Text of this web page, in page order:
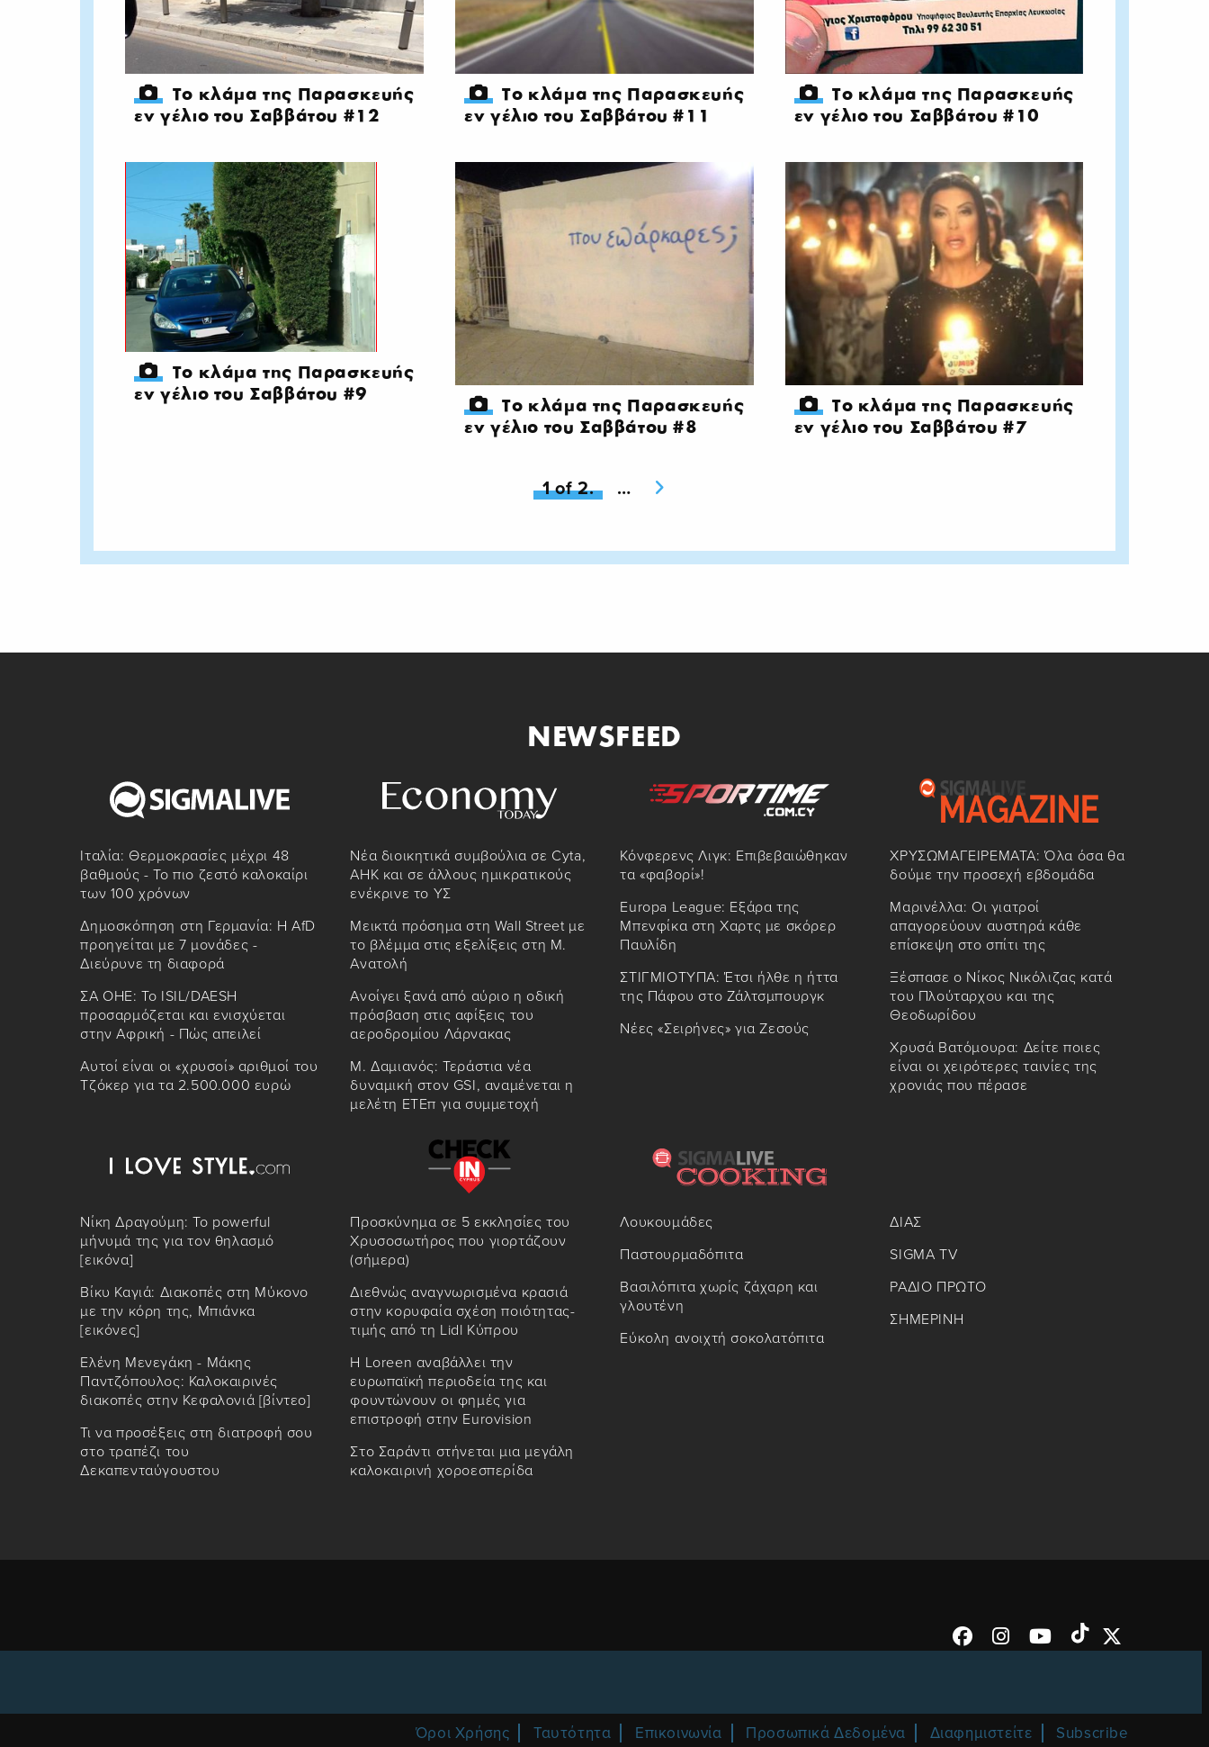
Το κλάμα της Παρασκευής
εν γέλιο του Σαββάτου #12
Το κλάμα της Παρασκευής
εν γέλιο του Σαββάτου #11
Το κλάμα της Παρασκευής
εν γέλιο του Σαββάτου #10
Το κλάμα της Παρασκευής
εν γέλιο του Σαββάτου #9
Το κλάμα της Παρασκευής
εν γέλιο του Σαββάτου #8
Το κλάμα της Παρασκευής
εν γέλιο του Σαββάτου #7
You're on page
1 of 2. Next page
NEWSFEED
Ιταλία: Θερμοκρασίες μέχρι 48
βαθμούς - Το πιο ζεστό καλοκαίρι
των 100 χρόνων
Δημοσκόπηση στη Γερμανία: Η AfD
προηγείται με 7 μονάδες -
Διεύρυνε τη διαφορά
ΣΑ ΟΗΕ: Το ISIL/DAESH
προσαρμόζεται και ενισχύεται
στην Αφρική - Πώς απειλεί
Αυτοί είναι οι «χρυσοί» αριθμοί του
Τζόκερ για τα 2.500.000 ευρώ
Νέα διοικητικά συμβούλια σε Cyta,
AHK και σε άλλους ημικρατικούς
ενέκρινε το ΥΣ
Μεικτά πρόσημα στη Wall Street με
το βλέμμα στις εξελίξεις στη Μ.
Ανατολή
Ανοίγει ξανά από αύριο η οδική
πρόσβαση στις αφίξεις του
αεροδρομίου Λάρνακας
Μ. Δαμιανός: Τεράστια νέα
δυναμική στον GSI, αναμένεται η
μελέτη ΕΤΕπ για συμμετοχή
Κόνφερενς Λιγκ: Επιβεβαιώθηκαν
τα «φαβορί»!
Europa League: Εξάρα της
Μπενφίκα στη Χαρτς με σκόρερ
Παυλίδη
ΣΤΙΓΜΙΟΤΥΠΑ: Έτσι ήλθε η ήττα
της Πάφου στο Ζάλτσμπουργκ
Νέες «Σειρήνες» για Ζεσούς
ΧΡΥΣΩΜΑΓΕΙΡΕΜΑΤΑ: Όλα όσα θα
δούμε την προσεχή εβδομάδα
Μαρινέλλα: Οι γιατροί
απαγορεύουν αυστηρά κάθε
επίσκεψη στο σπίτι της
Ξέσπασε ο Νίκος Νικόλιζας κατά
του Πλούταρχου και της
Θεοδωρίδου
Χρυσά Βατόμουρα: Δείτε ποιες
είναι οι χειρότερες ταινίες της
χρονιάς που πέρασε
Νίκη Δραγούμη: Το powerful
μήνυμά της για τον θηλασμό
[εικόνα]
Βίκυ Καγιά: Διακοπές στη Μύκονο
με την κόρη της, Μπιάνκα
[εικόνες]
Ελένη Μενεγάκη - Μάκης
Παντζόπουλος: Καλοκαιρινές
διακοπές στην Κεφαλονιά [βίντεο]
Τι να προσέξεις στη διατροφή σου
στο τραπέζι του
Δεκαπενταύγουστου
Προσκύνημα σε 5 εκκλησίες του
Χρυσοσωτήρος που γιορτάζουν
(σήμερα)
Διεθνώς αναγνωρισμένα κρασιά
στην κορυφαία σχέση ποιότητας-
τιμής από τη Lidl Κύπρου
Η Loreen αναβάλλει την
ευρωπαϊκή περιοδεία της και
φουντώνουν οι φημές για
επιστροφή στην Eurovision
Στο Σαράντι στήνεται μια μεγάλη
καλοκαιρινή χοροεσπερίδα
Λουκουμάδες
Παστουρμαδόπιτα
Βασιλόπιτα χωρίς ζάχαρη και
γλουτένη
Εύκολη ανοιχτή σοκολατόπιτα
ΔΙΑΣ
SIGMA TV
ΡΑΔΙΟ ΠΡΩΤΟ
ΣΗΜΕΡΙΝΗ
Όροι Χρήσης Ταυτότητα Επικοινωνία Προσωπικά Δεδομένα Διαφημιστείτε Subscribe